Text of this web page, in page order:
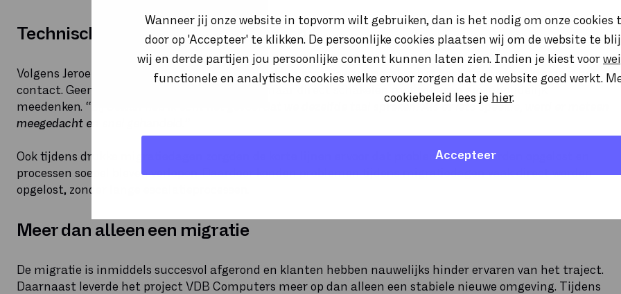
Wanneer jij onze website in topvorm wilt gebruiken, dan is het nodig om onze cookies
door op 'Accepteer' te klikken. De persoonlijke cookies plaatsen wij om de website te
wij en derde partijen jou persoonlijke content kunnen laten zien. Indien je kiest voor
functionele en analytische cookies welke ervoor zorgen dat de website goed werkt.
cookiebeleid lees je hier.
Accepteer
Technisch contact maakt het verschil
Volgens Jeroen zat de kracht van de samenwerking met Sewan vooral in het technische karakter van het
contact. Geen lange commerciële trajecten, maar direct schakelen met mensen die inhoudelijk
meedenken. “Bij Sewan heb ik echt het gevoel dat we dezelfde taal spreken. Als er iets speelde, werd er meteen
meegedacht en snel gehandeld.”
Ook tijdens drukke migratiedagen zorgden de korte lijnen ervoor dat problemen snel werden opgelost en
processen soepel bleven verlopen. Daardoor konden problemen tijdens migratiedagen vaak direct worden
opgelost, zonder lange escalatieprocessen.
Meer dan alleen een migratie
De migratie is inmiddels succesvol afgerond en klanten hebben nauwelijks hinder ervaren van het traject.
Daarnaast leverde het project VDB Computers meer op dan alleen een stabiele nieuwe omgeving. Tijdens